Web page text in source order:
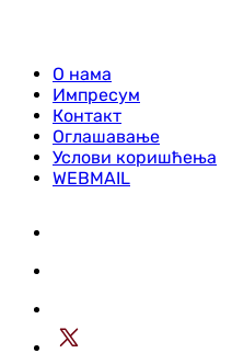
О нама
Импресум
Контакт
Оглашавање
Услови коришћења
WEBMAIL